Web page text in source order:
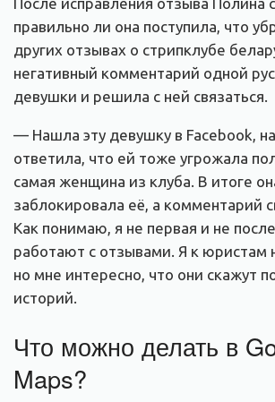
правильно ли она поступила, что
других отзывах о стрипклубе
негативный комментарий одной
девушки и решила с ней связаться.
— Нашла эту девушку в Facebook,
ответила, что ей тоже угрожала
самая женщина из клуба. В итоге
заблокировала её, а комментарий
Как понимаю, я не первая и не
работают с отзывами. Я к юристам
но мне интересно, что они скажут
историй.
Что можно делать в
Maps?